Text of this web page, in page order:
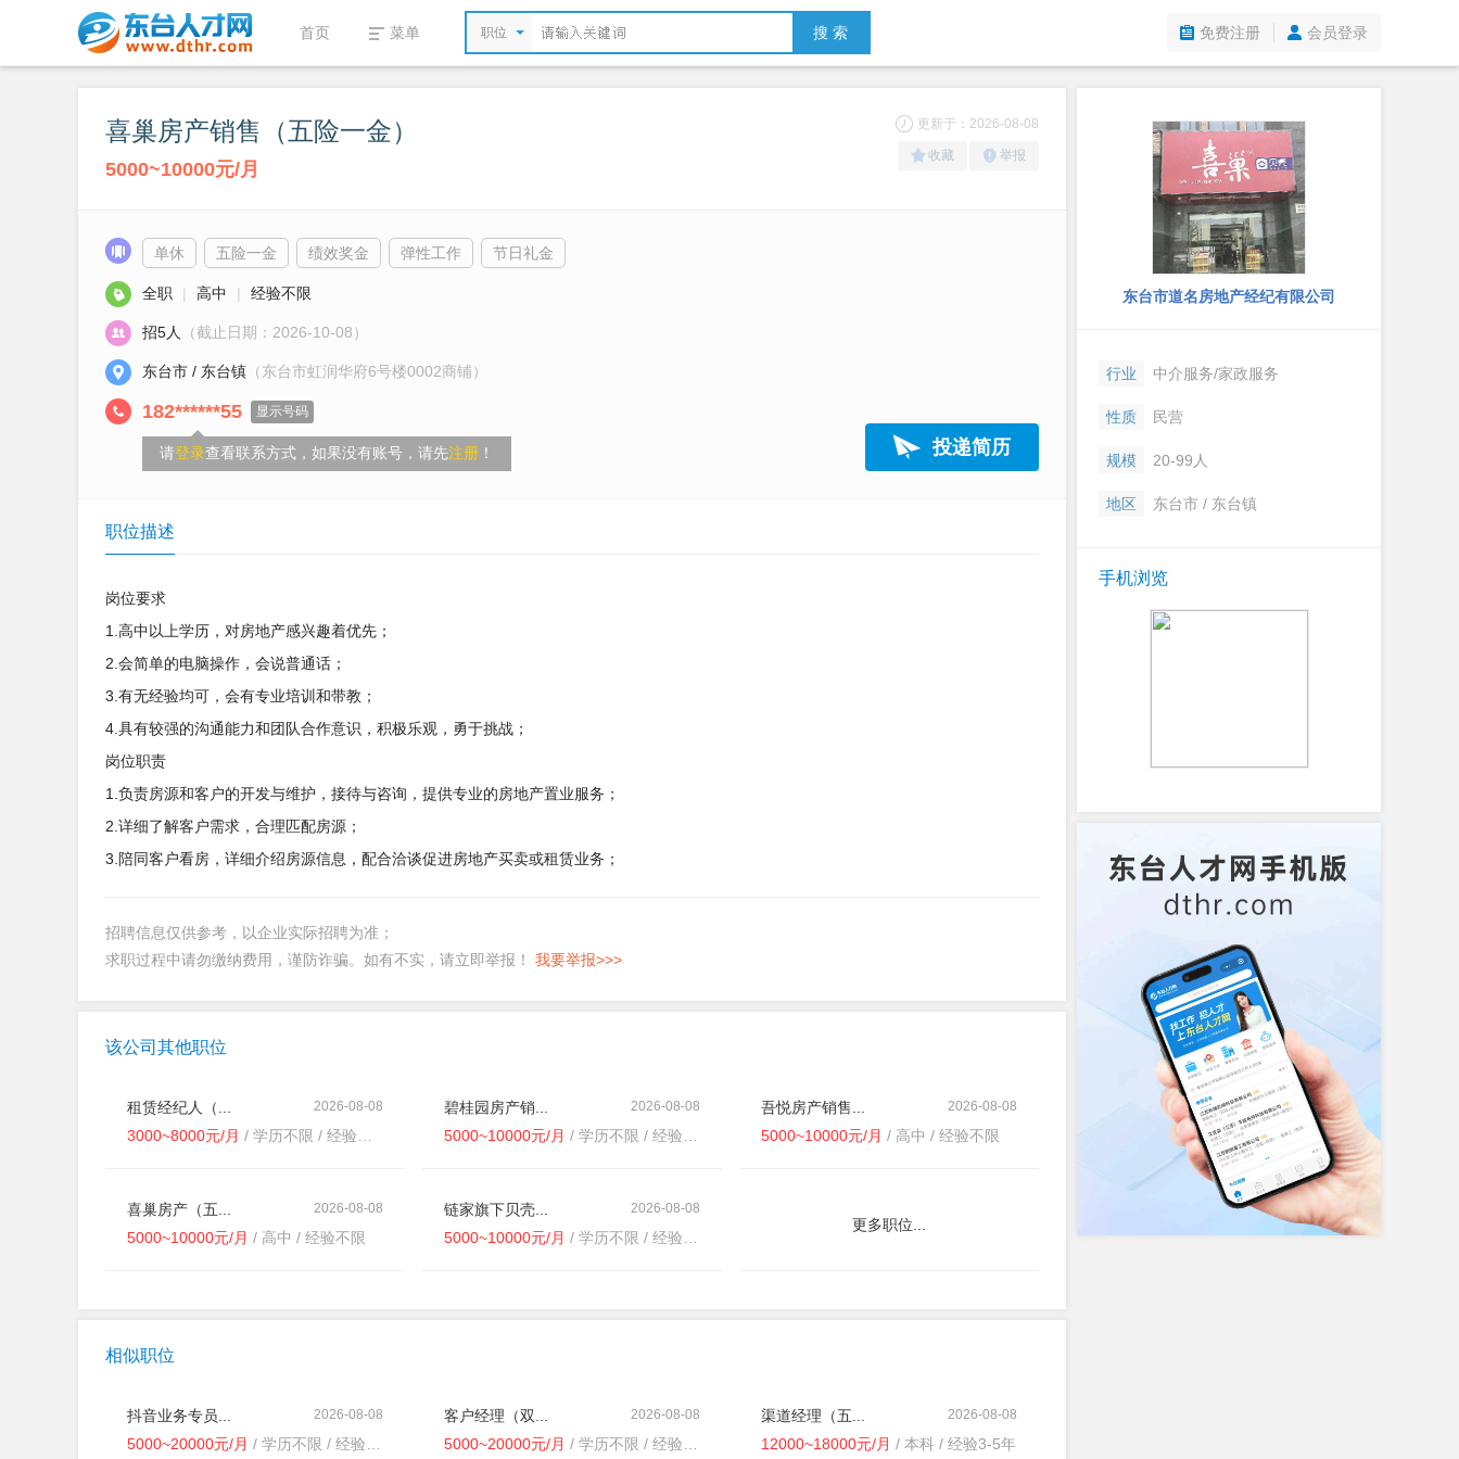
首页 菜单 职位 搜 索 免费注册 会员登录
喜巢房产销售（五险一金）
5000~10000元/月
更新于：2026-08-08
收藏 举报
单休 五险一金 绩效奖金 弹性工作 节日礼金
全职 | 高中 | 经验不限
招5人 （截止日期：2026-10-08）
东台市 / 东台镇 （东台市虹润华府6号楼0002商铺）
182******55 显示号码
请登录查看联系方式，如果没有账号，请先注册 ！ 投递简历
职位描述
岗位要求
1.高中以上学历，对房地产感兴趣着优先；
2.会简单的电脑操作，会说普通话；
3.有无经验均可，会有专业培训和带教；
4.具有较强的沟通能力和团队合作意识，积极乐观，勇于挑战；
岗位职责
1.负责房源和客户的开发与维护，接待与咨询，提供专业的房地产置业服务；
2.详细了解客户需求，合理匹配房源；
3.陪同客户看房，详细介绍房源信息，配合洽谈促进房地产买卖或租赁业务；
招聘信息仅供参考，以企业实际招聘为准；
求职过程中请勿缴纳费用，谨防诈骗。如有不实，请立即举报！ 我要举报>>>
该公司其他职位
2026-08-08
租赁经纪人（...
3000~8000元/月 / 学历不限 / 经验不限
2026-08-08
碧桂园房产销...
5000~10000元/月 / 学历不限 / 经验不限
2026-08-08
吾悦房产销售...
5000~10000元/月 / 高中 / 经验不限
2026-08-08
喜巢房产（五...
5000~10000元/月 / 高中 / 经验不限
2026-08-08
链家旗下贝壳...
5000~10000元/月 / 学历不限 / 经验不限
更多职位...
相似职位
2026-08-08
抖音业务专员...
5000~20000元/月 / 学历不限 / 经验不限
2026-08-08
客户经理（双...
5000~20000元/月 / 学历不限 / 经验不限
2026-08-08
渠道经理（五...
12000~18000元/月 / 本科 / 经验3-5年
东台市道名房地产经纪有限公司
行业 中介服务/家政服务
性质 民营
规模 20-99人
地区 东台市 / 东台镇
手机浏览